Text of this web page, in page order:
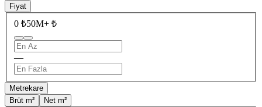
Fiyat
0 ₺50M+ ₺
—
Metrekare
Brüt m²
Net m²